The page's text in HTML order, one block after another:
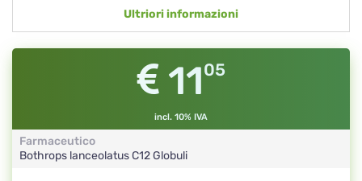
Ultriori informazioni
1105
incl. 10% IVA
Farmaceutico
Bothrops lanceolatusC12Globuli